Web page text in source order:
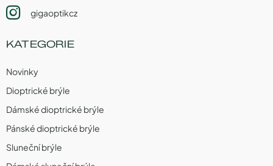
gigaoptikcz
KATEGORIE
Novinky
Dioptrické brýle
Dámské dioptrické brýle
Pánské dioptrické brýle
Sluneční brýle